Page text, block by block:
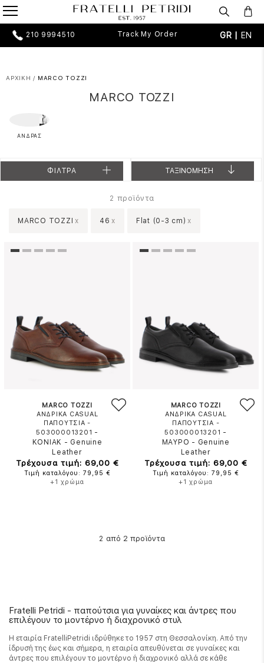
210 9994510 Track My Order GR | EN
ΑΡΧΙΚΗ / MARCO TOZZI
MARCO TOZZI
ΑΝΔΡΑΣ
ΦΙΛΤΡΑ ΤΑΞΙΝΟΜΗΣΗ
2 προϊόντα
MARCO TOZZI x 46 x Flat (0-3 cm) x
MARCO TOZZI
ΑΝΔΡΙΚΑ CASUAL
ΠΑΠΟΥΤΣΙΑ -
503000013201 -
ΚΟΝΙΑΚ - Genuine
Leather
Τρέχουσα τιμή: 69,00 €
Τιμή καταλόγου: 79,95 €
+1 χρώμα
MARCO TOZZI
ΑΝΔΡΙΚΑ CASUAL
ΠΑΠΟΥΤΣΙΑ -
503000013201 -
ΜΑΥΡΟ - Genuine
Leather
Τρέχουσα τιμή: 69,00 €
Τιμή καταλόγου: 79,95 €
+1 χρώμα
2 από 2 προϊόντα
Fratelli Petridi - παπούτσια για γυναίκες και άντρες που
επιλέγουν το μοντέρνο ή διαχρονικό στυλ
Η εταιρία FratelliPetridi ιδρύθηκε το 1957 στη Θεσσαλονίκη. Από την
ίδρυσή της έως και σήμερα, η εταιρία απευθύνεται σε γυναίκες και
άντρες που επιλέγουν το μοντέρνο ή διαχρονικό αλλά σε κάθε